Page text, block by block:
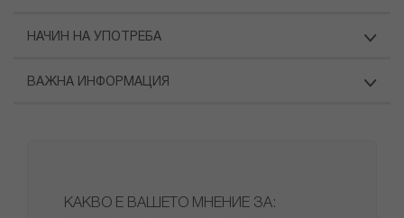
НАЧИН НА УПОТРЕБА
ВАЖНА ИНФОРМАЦИЯ
КАКВО Е ВАШЕТО МНЕНИЕ ЗА: